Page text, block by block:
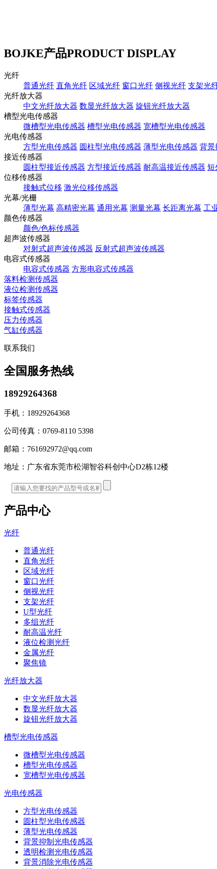
BOJKE产品PRODUCT DISPLAY
光纤
普通光纤 直角光纤 区域光纤 窗口光纤 侧视光纤 支架光
光纤放大器
中文光纤放大器 数显光纤放大器 旋钮光纤放大器
槽型光电传感器
微槽型光电传感器 槽型光电传感器 宽槽型光电传感器
光电传感器
方型光电传感器 圆柱型光电传感器 薄型光电传感器 背景
接近传感器
圆柱型接近传感器 方型接近传感器 耐高温接近传感器 短
位移传感器
接触式位移 激光位移传感器
光幕/光栅
薄型光幕 高精密光幕 通用光幕 测量光幕 长距离光幕 工
颜色传感器
颜色/色标传感器
超声波传感器
对射式超声波传感器 反射式超声波传感器
电容式传感器
电容式传感器 方形电容式传感器
落料检测传感器
液位检测传感器
标签传感器
接触式传感器
压力传感器
气缸传感器
联系我们
全国服务热线
18929264368
手机： 18929264368
公司传真： 0769-8110 5398
邮箱： 761692972@qq.com
地址： 广东省东莞市松湖智谷科创中心D2栋12楼
产品中心
光纤
普通光纤
直角光纤
区域光纤
窗口光纤
侧视光纤
支架光纤
U型光纤
多组光纤
耐高温光纤
液位检测光纤
金属光纤
聚焦镜
光纤放大器
中文光纤放大器
数显光纤放大器
旋钮光纤放大器
槽型光电传感器
微槽型光电传感器
槽型光电传感器
宽槽型光电传感器
光电传感器
方型光电传感器
圆柱型光电传感器
薄型光电传感器
背景抑制光电传感器
透明检测光电传感器
背景消除光电传感器